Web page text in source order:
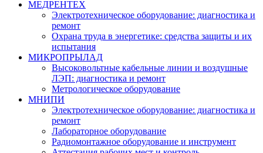
МЕДРЕНТЕХ
Электротехническое оборудование: диагностика и
ремонт
Охрана труда в энергетике: средства защиты и их
испытания
МИКРОПРЫЛАД
Высоковольтные кабельные линии и воздушные
ЛЭП: диагностика и ремонт
Метрологическое оборудование
МНИПИ
Электротехническое оборудование: диагностика и
ремонт
Лабораторное оборудование
Радиомонтажное оборудование и инструмент